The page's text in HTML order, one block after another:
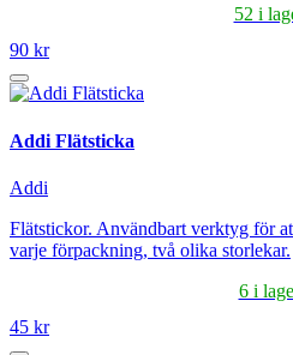
52 i
90 kr
Addi Flätsticka
Addi
Flätstickor. Användbart verktyg för
varje förpackning, två olika storlekar.
6 i
45 kr